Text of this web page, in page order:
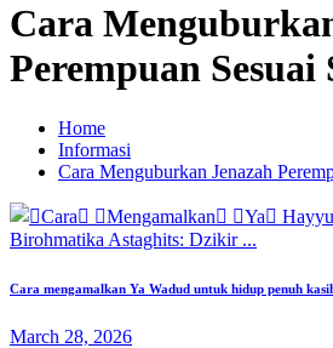
Cara
Perempuan Sesuai
Home
Informasi
Cara Menguburkan Jenazah
Cara mengamalkan Ya Wadud untuk hidup penuh
March 28, 2026